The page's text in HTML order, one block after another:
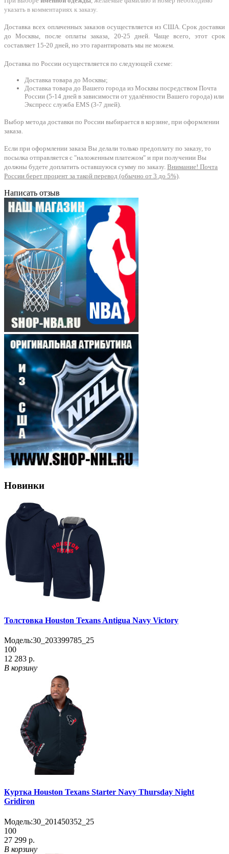
указать в комментариях к заказу.
Доставка всех оплаченных заказов осуществляется из США. Срок доставки
до Москвы, после оплаты заказа, 20-25 дней. Чаще всего, этот срок
составляет 15-20 дней, но это гарантировать мы не можем.
Доставка по России осуществляется по следующей схеме:
Доставка товара до Москвы;
Доставка товара до Вашего города из Москвы посредством Почта
России (5-14 дней в зависимости от удалённости Вашего города) или
Экспресс служба EMS (3-7 дней).
Выбор метода доставки по России выбирается в корзине, при оформлении
заказа.
Если при оформлении заказа Вы делали только предоплату по заказу, то
посылка отправляется с "наложенным платежом" и при получении Вы
должны будете доплатить оставшуюся сумму по заказу. Внимание! Почта
России берет процент за такой перевод (обычно от 3 до 5%).
Написать отзыв
Новинки
Толстовка Houston Texans Antigua Navy Victory
Модель:30_203399785_25
100
12 283 р.
В корзину
Куртка Houston Texans Starter Navy Thursday Night
Gridiron
Модель:30_201450352_25
100
27 299 р.
В корзину